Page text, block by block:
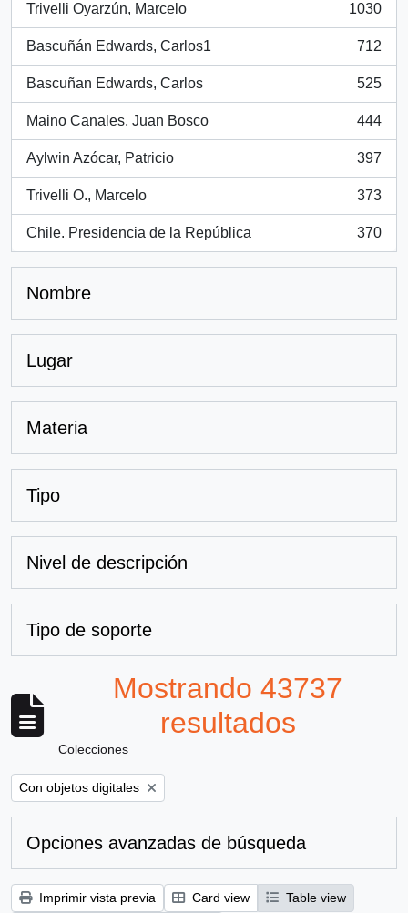
Trivelli Oyarzún, Marcelo
, 1030 resultados
1030
Bascuñán Edwards, Carlos1
, 712 resultados
712
Bascuñan Edwards, Carlos
, 525 resultados
525
Maino Canales, Juan Bosco
, 444 resultados
444
Aylwin Azócar, Patricio
, 397 resultados
397
Trivelli O., Marcelo
, 373 resultados
373
Chile. Presidencia de la República
, 370 resultados
370
Nombre
Lugar
Materia
Tipo
Nivel de descripción
Tipo de soporte
Mostrando 43737
resultados
Colecciones
Remove filter:
Con objetos digitales
Opciones avanzadas de búsqueda
Imprimir vista previa Card view
Table view